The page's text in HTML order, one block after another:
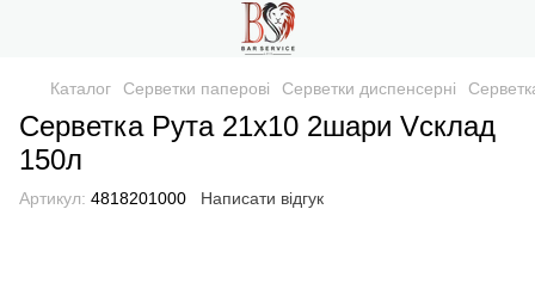
Каталог Серветки паперові Серветки диспенсерні
Серветка Рута 21х10 2шари Vсклад
150л
Артикул: 4818201000 Написати відгук